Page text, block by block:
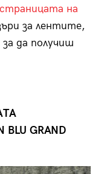
страницата на
за лентите,
да получиш
GRAND